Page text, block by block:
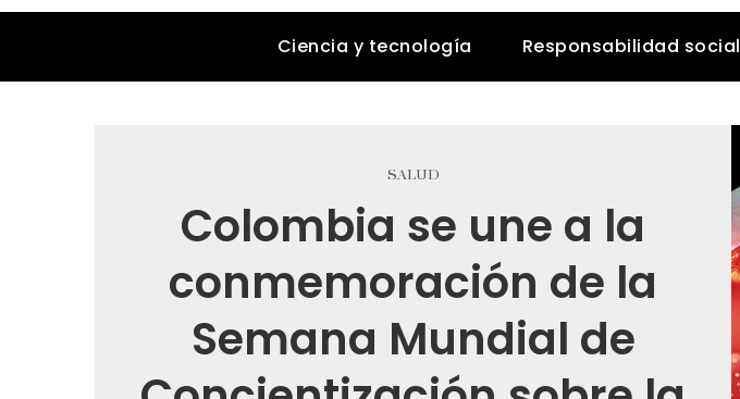
Ciencia y tecnología Responsabilidad social
SALUD
Colombia se une a la
conmemoración de la
Semana Mundial de